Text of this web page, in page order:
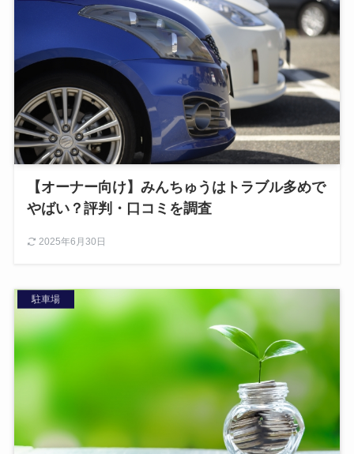
【オーナー向け】みんちゅうはトラブル多めで
やばい？評判・口コミを調査
2025年6月30日
駐車場